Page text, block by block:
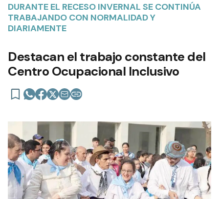
DURANTE EL RECESO INVERNAL SE CONTINÚA
TRABAJANDO CON NORMALIDAD Y
DIARIAMENTE
Destacan el trabajo constante del
Centro Ocupacional Inclusivo